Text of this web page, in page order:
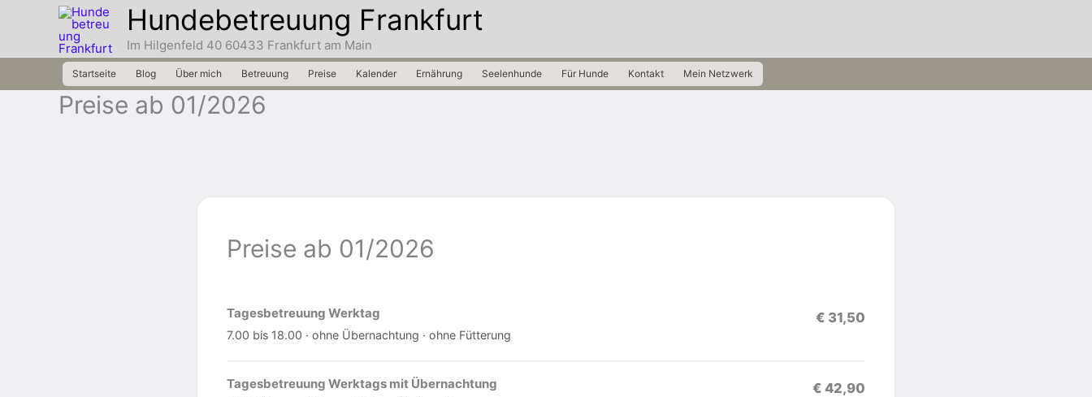
springen
Hundebetreuung Frankfurt
Im Hilgenfeld 40 60433 Frankfurt am Main
Startseite Blog Über mich Betreuung Preise Kalender Ernährung Seelenhunde Für Hunde Kontakt Mein Netzwerk
Preise ab 01/2026
Preise ab 01/2026
Tagesbetreuung Werktag
7.00 bis 18.00 · ohne Übernachtung · ohne Fütterung
€ 31,50
Tagesbetreuung Werktags mit Übernachtung € 42,90